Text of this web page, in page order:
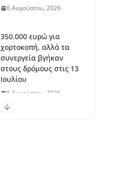
6 Αυγούστου, 2026
350.000 ευρώ για
χορτοκοπή, αλλά τα
συνεργεία βγήκαν
στους δρόμους στις 13
Ιουλίου
6 Αυγούστου, 2026